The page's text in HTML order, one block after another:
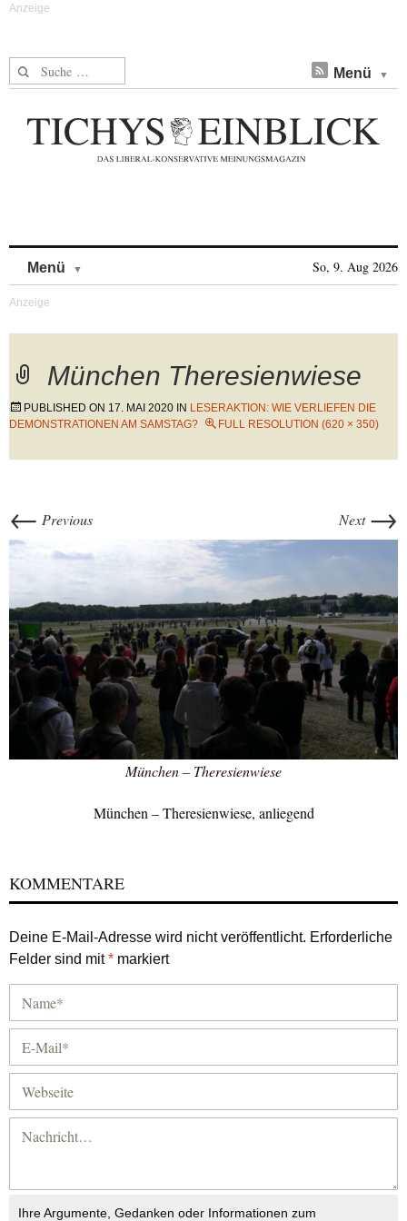
Suche nach: Menü
Menü So, 9. Aug 2026
München Theresienwiese
PUBLISHED ON 17. MAI 2020 IN LESERAKTION: WIE VERLIEFEN DIE
DEMONSTRATIONEN AM SAMSTAG?
FULL RESOLUTION (620 × 350)
← Previous Next →
München – Theresienwiese
München – Theresienwiese, anliegend
KOMMENTARE
Deine E-Mail-Adresse wird nicht veröffentlicht. Erforderliche
Felder sind mit* markiert
Ihre Argumente, Gedanken oder Informationen zum